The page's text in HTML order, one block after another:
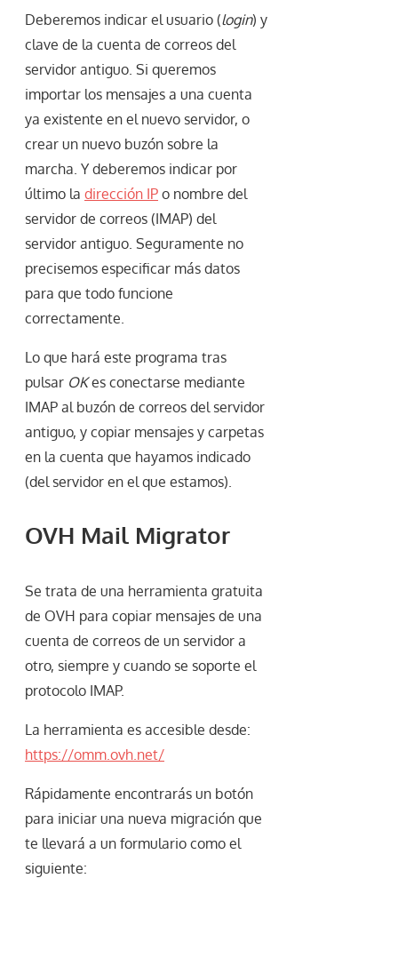
Deberemos indicar el usuario (login) y
clave de la cuenta de correos del
servidor antiguo. Si queremos
importar los mensajes a una cuenta
ya existente en el nuevo servidor, o
crear un nuevo buzón sobre la
marcha. Y deberemos indicar por
último la dirección IP o nombre del
servidor de correos (IMAP) del
servidor antiguo. Seguramente no
precisemos especificar más datos
para que todo funcione
correctamente.
Lo que hará este programa tras
pulsar OKes conectarse mediante
IMAP al buzón de correos del servidor
antiguo, y copiar mensajes y carpetas
en la cuenta que hayamos indicado
(del servidor en el que estamos).
OVH Mail Migrator
Se trata de una herramienta gratuita
de OVH para copiar mensajes de una
cuenta de correos de un servidor a
otro, siempre y cuando se soporte el
protocolo IMAP.
La herramienta es accesible desde:
https://omm.ovh.net/
Rápidamente encontrarás un botón
para iniciar una nueva migración que
te llevará a un formulario como el
siguiente: